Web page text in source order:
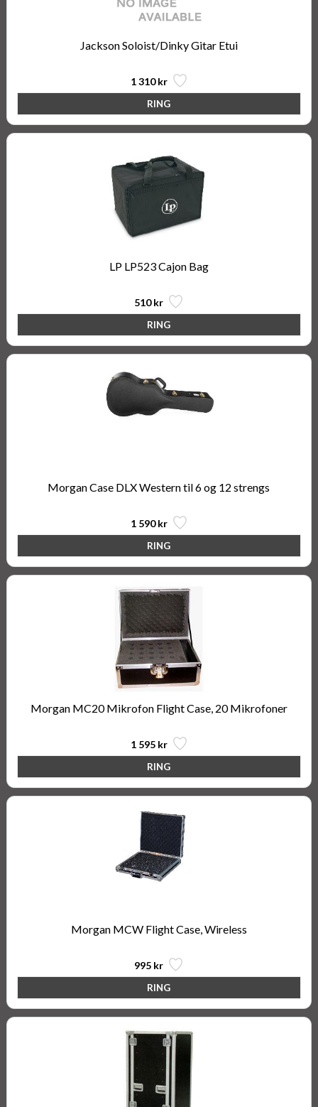
Jackson Soloist/Dinky Gitar Etui
1 310 kr
LP LP523 Cajon Bag
510 kr
Morgan Case DLX Western til 6 og 12 strengs
1 590 kr
Morgan MC20 Mikrofon Flight Case, 20 Mikrofoner
1 595 kr
Morgan MCW Flight Case, Wireless
995 kr